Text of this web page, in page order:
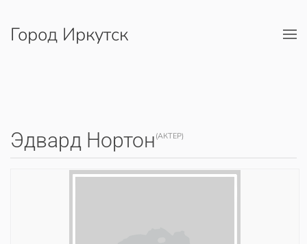
Перейти к содержимому
Город Иркутск
Эдвард Нортон (АКТЕР)